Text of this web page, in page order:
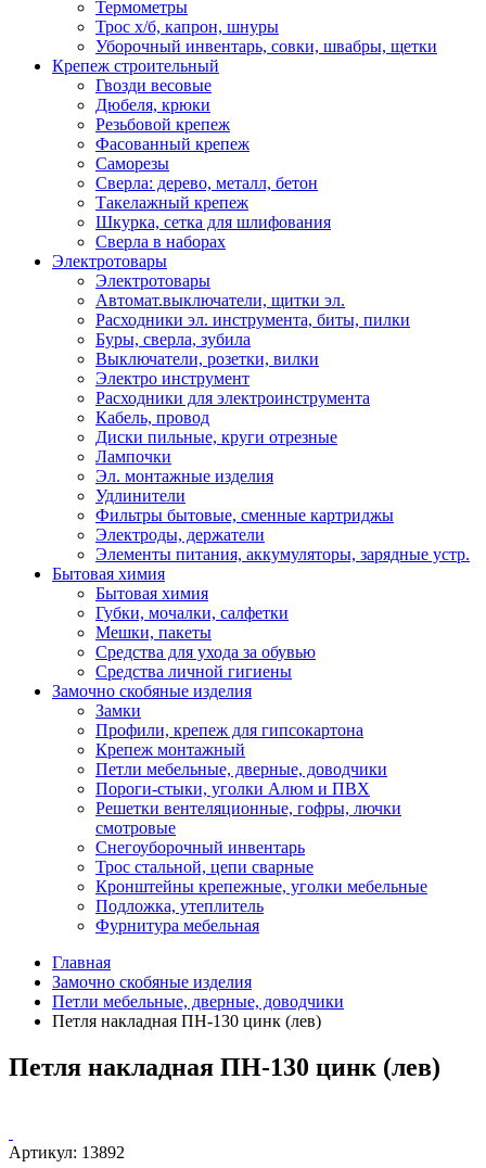
Термометры
Трос х/б, капрон, шнуры
Уборочный инвентарь, совки, швабры, щетки
Крепеж строительный
Гвозди весовые
Дюбеля, крюки
Резьбовой крепеж
Фасованный крепеж
Саморезы
Сверла: дерево, металл, бетон
Такелажный крепеж
Шкурка, сетка для шлифования
Сверла в наборах
Электротовары
Электротовары
Автомат.выключатели, щитки эл.
Расходники эл. инструмента, биты, пилки
Буры, сверла, зубила
Выключатели, розетки, вилки
Электро инструмент
Расходники для электроинструмента
Кабель, провод
Диски пильные, круги отрезные
Лампочки
Эл. монтажные изделия
Удлинители
Фильтры бытовые, сменные картриджы
Электроды, держатели
Элементы питания, аккумуляторы, зарядные устр.
Бытовая химия
Бытовая химия
Губки, мочалки, салфетки
Мешки, пакеты
Средства для ухода за обувью
Средства личной гигиены
Замочно скобяные изделия
Замки
Профили, крепеж для гипсокартона
Крепеж монтажный
Петли мебельные, дверные, доводчики
Пороги-стыки, уголки Алюм и ПВХ
Решетки вентеляционные, гофры, лючки
смотровые
Снегоуборочный инвентарь
Трос стальной, цепи сварные
Кронштейны крепежные, уголки мебельные
Подложка, утеплитель
Фурнитура мебельная
Главная
Замочно скобяные изделия
Петли мебельные, дверные, доводчики
Петля накладная ПН-130 цинк (лев)
Петля накладная ПН-130 цинк (лев)
Артикул: 13892